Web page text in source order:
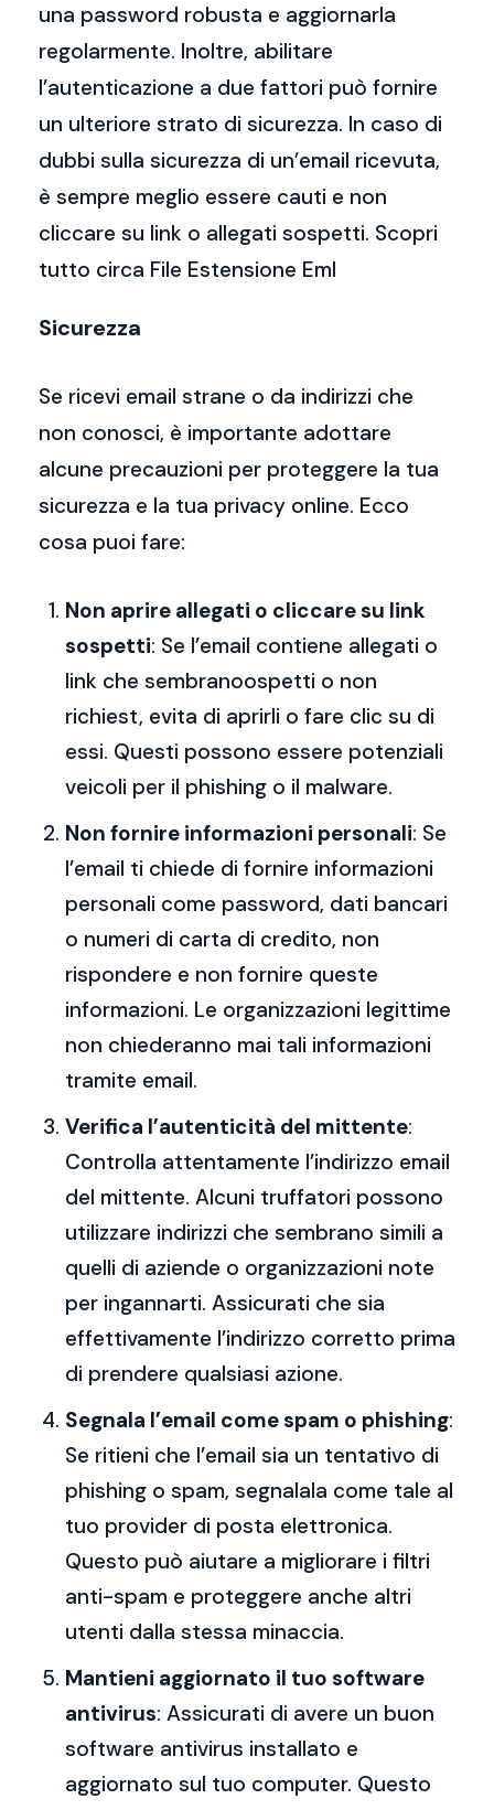
una password robusta e aggiornarla
regolarmente. Inoltre, abilitare
l’autenticazione a due fattori può fornire
un ulteriore strato di sicurezza. In caso di
dubbi sulla sicurezza di un’email ricevuta,
è sempre meglio essere cauti e non
cliccare su link o allegati sospetti. Scopri
tutto circa File Estensione Eml
Sicurezza
Se ricevi email strane o da indirizzi che
non conosci, è importante adottare
alcune precauzioni per proteggere la tua
sicurezza e la tua privacy online. Ecco
cosa puoi fare:
Non aprire allegati o cliccare su link
sospetti: Se l’email contiene allegati o
link che sembranoospetti o non
richiest, evita di aprirli o fare clic su di
essi. Questi possono essere potenziali
veicoli per il phishing o il malware.
Non fornire informazioni personali: Se
l’email ti chiede di fornire informazioni
personali come password, dati bancari
o numeri di carta di credito, non
rispondere e non fornire queste
informazioni. Le organizzazioni legittime
non chiederanno mai tali informazioni
tramite email.
Verifica l’autenticità del mittente:
Controlla attentamente l’indirizzo email
del mittente. Alcuni truffatori possono
utilizzare indirizzi che sembrano simili a
quelli di aziende o organizzazioni note
per ingannarti. Assicurati che sia
effettivamente l’indirizzo corretto prima
di prendere qualsiasi azione.
Segnala l’email come spam o phishing:
Se ritieni che l’email sia un tentativo di
phishing o spam, segnalala come tale al
tuo provider di posta elettronica.
Questo può aiutare a migliorare i filtri
anti-spam e proteggere anche altri
utenti dalla stessa minaccia.
Mantieni aggiornato il tuo software
antivirus: Assicurati di avere un buon
software antivirus installato e
aggiornato sul tuo computer. Questo